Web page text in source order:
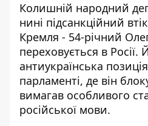
Колишній народний
нині підсанкційний
Кремля - 54-річний
переховується в Росії.
антиукраїнська
парламенті, де він
вимагав особливого
російської мови.